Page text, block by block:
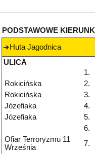
PODSTAWOWE KIERUNKI
Huta Jagodnica
ULICA
1.
Rokicińska
2.
Rokicińska
3.
Józefiaka
4.
Józefiaka
5.
6.
Ofiar Terroryzmu 11
Września
7.